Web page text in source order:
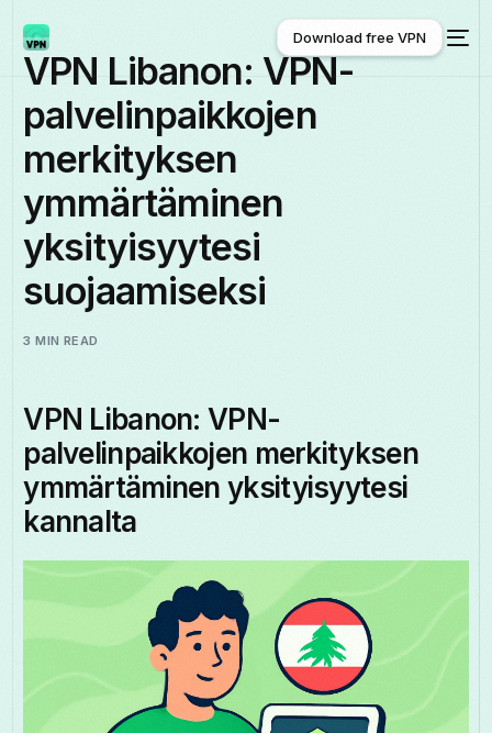
Suomi
Download free VPN
Download free VPN
VPN Libanon: VPN-
palvelinpaikkojen
merkityksen
ymmärtäminen
yksityisyytesi
suojaamiseksi
3 MIN READ
VPN Libanon: VPN-
palvelinpaikkojen merkityksen
ymmärtäminen yksityisyytesi
kannalta